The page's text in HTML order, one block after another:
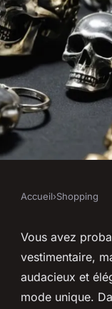
:
élégant
Accueil›Shopping
Vous avez
vestimentaire,
audacieux et
mode unique.